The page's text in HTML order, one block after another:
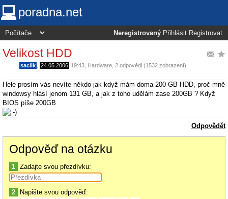
poradna.net
Neregistrovaný Přihlásit Registrovat
Velikost HDD
saclik 24.05.2006 19:43 Hardware , 2 odpovědi (1532 zobrazení)
Hele prosím vás nevíte někdo jak když mám doma 200 GB HDD, proč mně
windowsy hlásí jenom 131 GB, a jak z toho udělám zase 200GB ? Když
BIOS píše 200GB
Odpovědět
Odpověď na otázku
1 Zadajte svou přezdívku:
2 Napište svou odpověď: